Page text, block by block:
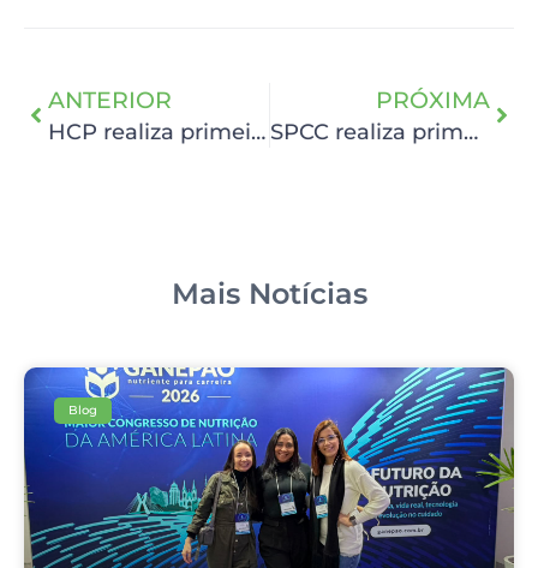
ANTERIOR
HCP realiza primeira edição da Comenda Fundadora Esther Souto e homenageia profissionais da enfermagem
PRÓXIMA
SPCC realiza primeira reunião integrada do Comitê de Privacidade e Proteção de Dados
Mais Notícias
Blog